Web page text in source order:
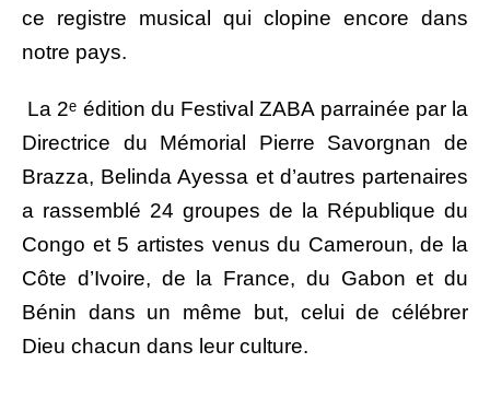
ce registre musical qui clopine encore dans
notre pays.
La 2ᵉ édition du Festival ZABA parrainée par la
Directrice du Mémorial Pierre Savorgnan de
Brazza, Belinda Ayessa et d’autres partenaires
a rassemblé 24 groupes de la République du
Congo et 5 artistes venus du Cameroun, de la
Côte d’Ivoire, de la France, du Gabon et du
Bénin dans un même but, celui de célébrer
Dieu chacun dans leur culture.